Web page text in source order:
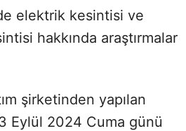
elektrik kesintisi ve
hakkında araştırmalar
şirketinden yapılan
Eylül 2024 Cuma günü